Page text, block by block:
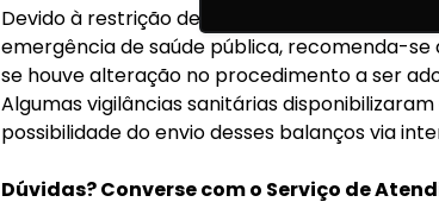
Devido à restrição de atendimento das
emergência de saúde pública, recomenda-
se houve alteração no procedimento a ser
Algumas vigilâncias sanitárias
possibilidade do envio desses balanços via
Dúvidas? Converse com o Serviço de